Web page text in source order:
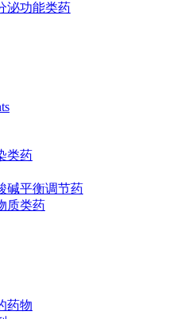
泌功能类药
类药
碱平衡调节药
质类药
药物